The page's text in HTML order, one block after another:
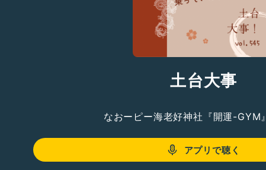
土台大事
なおーピー海老好神社『開運-GYM』
アプリで聴く